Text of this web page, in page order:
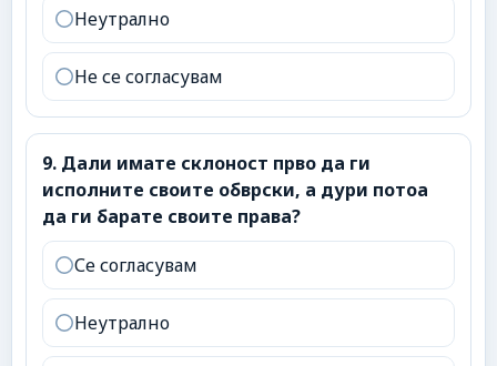
Неутрално
Не се согласувам
9. Дали имате склоност прво да ги исполните
9. Дали имате склоност прво да ги
исполните своите обврски, а дури потоа
да ги барате своите права?
Се согласувам
Неутрално